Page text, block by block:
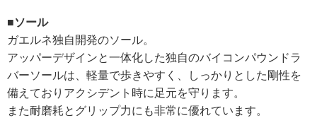
■ソール
ガエルネ独自開発のソール。
アッパーデザインと一体化した独自のバイコンパウンドラ
バーソールは、軽量で歩きやすく、しっかりとした剛性を
備えておりアクシデント時に足元を守ります。
また耐磨耗とグリップ力にも非常に優れています。